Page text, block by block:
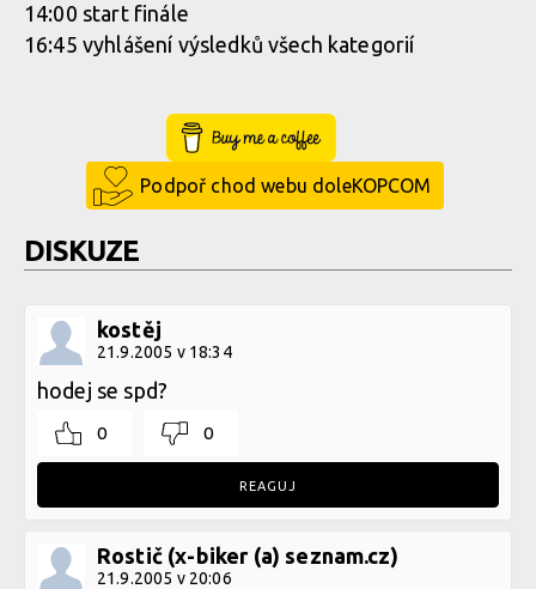
14:00 start finále
16:45 vyhlášení výsledků všech kategorií
Buy Me a Coffee
Podpoř chod webu doleKOPCOM
DISKUZE
kostěj
21.9.2005 v 18:34
hodej se spd?
0 0
REAGUJ
Rostič (x-biker (a) seznam.cz)
21.9.2005 v 20:06